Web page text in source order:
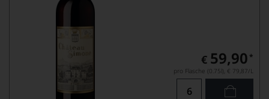
€ 59,90 *
pro Flasche (0.75l), € 79,87/L